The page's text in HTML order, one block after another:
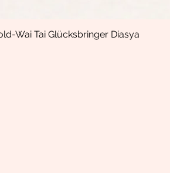
Aperçu rapide
Wai Tai Glücksbringer Diasya